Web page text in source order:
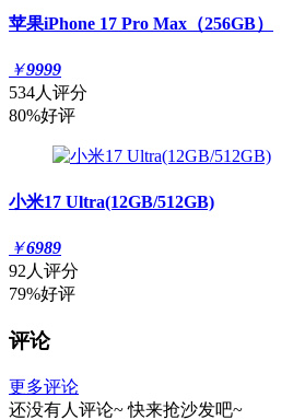
苹果iPhone 17 Pro Max（256GB）
￥9999
534人评分
80%好评
小米17 Ultra(12GB/512GB)
￥6989
92人评分
79%好评
评论
更多评论
还没有人评论~ 快来抢沙发吧~